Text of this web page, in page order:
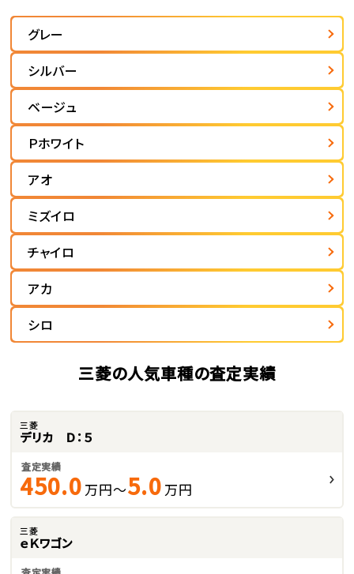
グレー
シルバー
ベージュ
Ｐホワイト
アオ
ミズイロ
チャイロ
アカ
シロ
三菱の人気車種の査定実績
三菱
デリカ Ｄ：５
査定実績
450.0 万円～5.0 万円
三菱
ｅＫワゴン